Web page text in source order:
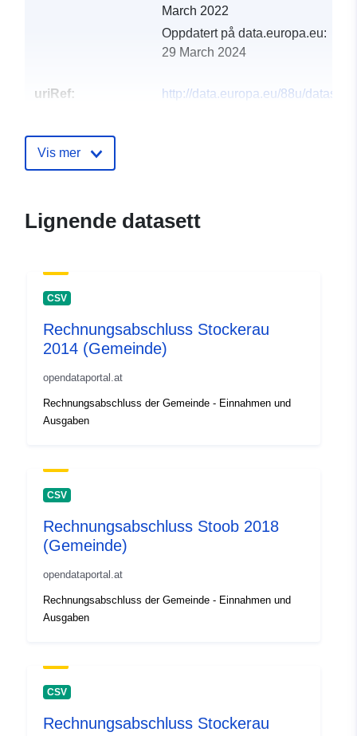
March 2022
Oppdatert på data.europa.eu:
29 March 2024
uriRef:
http://data.europa.eu/88u/
Vis mer
Lignende datasett
CSV
Rechnungsabschluss Stockerau
2014 (Gemeinde)
opendataportal.at
Rechnungsabschluss der Gemeinde - Einnahmen und
Ausgaben
CSV
Rechnungsabschluss Stoob 2018
(Gemeinde)
opendataportal.at
Rechnungsabschluss der Gemeinde - Einnahmen und
Ausgaben
CSV
Rechnungsabschluss Stockerau